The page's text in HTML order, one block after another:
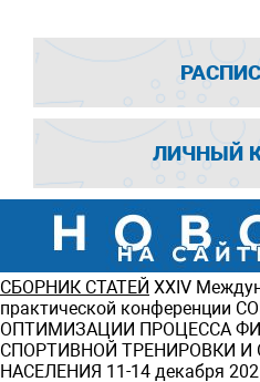
ЛИЧНЫЙ
СБОРНИК СТАТЕЙ ХXIV
практической
ОПТИМИЗАЦИИ ПРОЦЕССА
СПОРТИВНОЙ ТРЕНИРОВКИ И
НАСЕЛЕНИЯ 11-14 декабря